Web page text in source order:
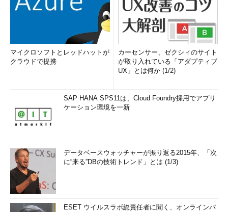
マイクロソフトとレッドハットが
クラウドで提携
カーセンサー、ゼクシィのサイト
が取り入れている「アダプティブ
UX」とは何か (1/2)
SAP HANA SPS11は、Cloud Foundry採用でアプリ
ケーション環境を一新
データベースウォッチャーが振り返る2015年、「次
に“来る”DBの技術トレンド」とは (1/3)
ESET ウイルスラボ総責任者に聞く、オンラインバ